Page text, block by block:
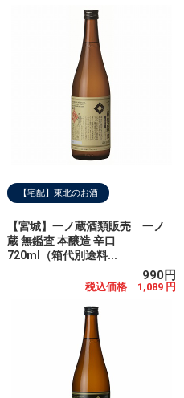
【宅配】東北のお酒
【宮城】一ノ蔵酒類販売 一ノ
蔵 無鑑査 本醸造 辛口
720ml（箱代別途料...
990円
税込価格 1,089 円